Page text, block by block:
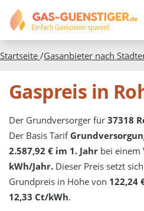
Startseite /Gasanbieter nach
Gaspreis in
Der Grundversorger für37318
Der Basis Tarif
2.587,92 € im 1. Jahr bei
kWh/Jahr. Dieser Preis setzt
Grundpreis in Höhe von 122,24
12,33 Ct/kWh.